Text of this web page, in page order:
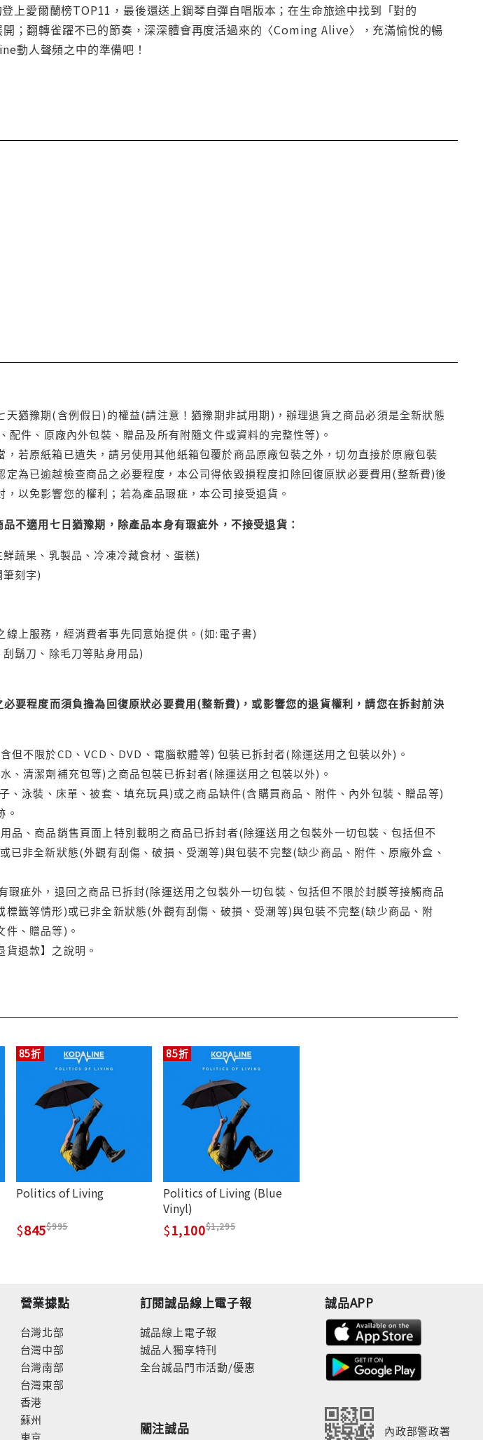
上愛爾蘭榜TOP11，最後還送上鋼琴自彈自唱版本；在生命旅途中找到「對的
；翻轉雀躍不已的節奏，深深體會再度活過來的〈Coming Alive〉，充滿愉悅的暢
動人聲頻之中的準備吧！
猶豫期(含例假日)的權益(請注意！猶豫期非試用期)，辦理退貨之商品必須是全新狀態
件、原廠內外包裝、贈品及所有附隨文件或資料的完整性等)。
若原紙箱已遺失，請另使用其他紙箱包覆於商品原廠包裝之外，切勿直接於原廠包裝
定為已逾越檢查商品之必要程度，本公司得依毀損程度扣除回復原狀必要費用(整新費)後
以免影響您的權利；若為產品瑕疵，本公司接受退貨。
不適用七日猶豫期，除產品本身有瑕疵外，不接受退貨：
蔬果、乳製品、冷凍冷藏食材、蛋糕)
刻字)
上服務，經消費者事先同意始提供。(如:電子書)
鬍刀、除毛刀等貼身用品)
要程度而須負擔為回復原狀必要費用(整新費)，或影響您的退貨權利，請您在拆封前決
但不限於CD、VCD、DVD、電腦軟體等) 包裝已拆封者(除運送用之包裝以外)。
、清潔劑補充包等)之商品包裝已拆封者(除運送用之包裝以外)。
泳裝、床單、被套、填充玩具)或之商品缺件(含購買商品、附件、內外包裝、贈品等)
。
品、商品銷售頁面上特別載明之商品已拆封者(除運送用之包裝外一切包裝、包括但不
已非全新狀態(外觀有刮傷、破損、受潮等)與包裝不完整(缺少商品、附件、原廠外盒、
瑕疵外，退回之商品已拆封(除運送用之包裝外一切包裝、包括但不限於封膜等接觸商品
籤等情形)或已非全新狀態(外觀有刮傷、破損、受潮等)與包裝不完整(缺少商品、附
、贈品等)。
退款】之說明。
85折
Politics of Living
845 995
85折
Politics of Living (Blue
Vinyl)
1,100 1,295
營業據點
台灣北部
台灣中部
台灣南部
台灣東部
香港
蘇州
訂閱誠品線上電子報
誠品線上電子報
誠品人獨享特刊
全台誠品門市活動/優惠
關注誠品
誠品APP
內政部警政署